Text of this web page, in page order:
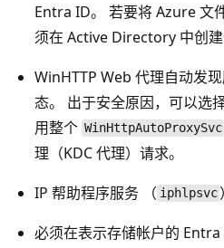
Entra ID。 若要将 Azure 文
须在 Active Directory 中创
WinHTTP Web 代理自动发
态。 出于安全原因，可以选
用整个 WinHttpAutoProxySvc
理（KDC 代理）请求。
IP 帮助程序服务 （ iphlpsvc
必须在表示存储帐户的